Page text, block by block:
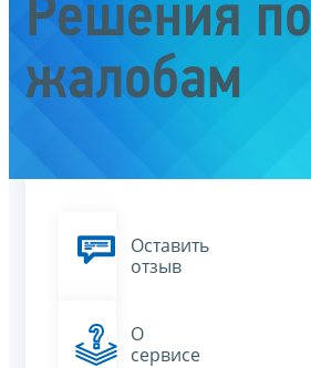
Решения по
жалобам
Оставить
отзыв
О
сервисе